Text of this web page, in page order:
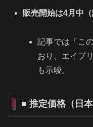
販売開始は4月中（
記事では「こ
おり、エイプ
も示唆。
■ 推定価格（日本